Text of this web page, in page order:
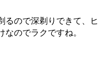
るので深剃りできて、ヒ
のでラクですね。